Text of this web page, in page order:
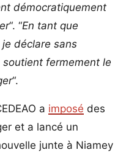
démocratiquement
“. “En tant que
je déclare sans
fermement le
“.
a imposé des
et a lancé un
junte à Niamey